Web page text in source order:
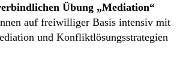
Übung „Mediation“
auf freiwilliger Basis intensiv mit
und Konfliktlösungsstrategien